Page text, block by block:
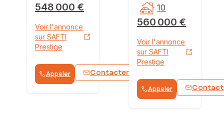
548 000 €
Voir l'annonce
sur SAFTI
Prestige
Appeler Contacter
560 000 €
10
Voir l'annonce
sur SAFTI
Prestige
Appeler